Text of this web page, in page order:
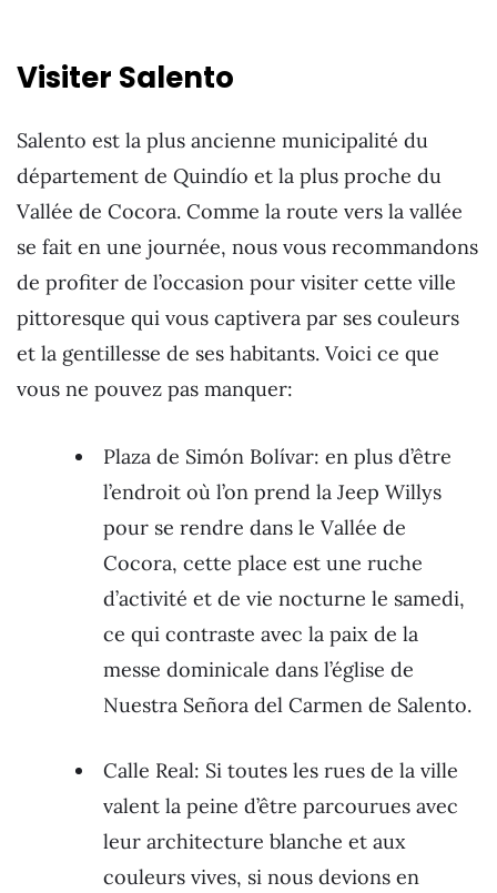
Visiter Salento
Salento est la plus ancienne municipalité du
département de Quindío et la plus proche du
Vallée de Cocora. Comme la route vers la vallée
se fait en une journée, nous vous recommandons
de profiter de l’occasion pour visiter cette ville
pittoresque qui vous captivera par ses couleurs
et la gentillesse de ses habitants. Voici ce que
vous ne pouvez pas manquer:
Plaza de Simón Bolívar: en plus d’être
l’endroit où l’on prend la Jeep Willys
pour se rendre dans le Vallée de
Cocora, cette place est une ruche
d’activité et de vie nocturne le samedi,
ce qui contraste avec la paix de la
messe dominicale dans l’église de
Nuestra Señora del Carmen de Salento.
Calle Real: Si toutes les rues de la ville
valent la peine d’être parcourues avec
leur architecture blanche et aux
couleurs vives, si nous devions en